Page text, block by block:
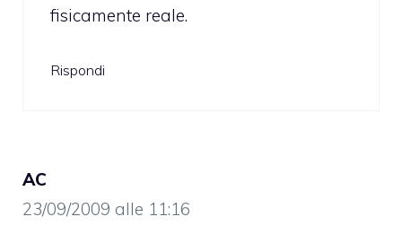
fisicamente reale.
Rispondi
AC
23/09/2009 alle 11:16